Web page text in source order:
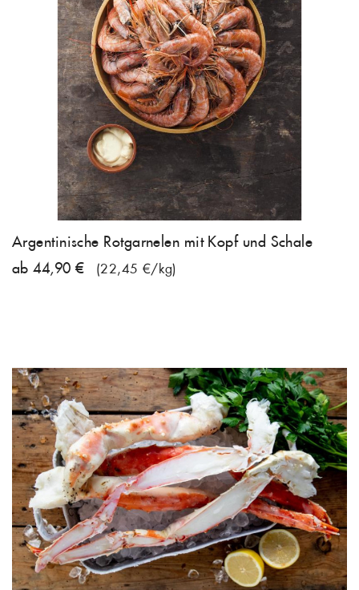
Argentinische Rotgarnelen mit Kopf und Schale
ab 44,90 €
(22,45 €/kg)